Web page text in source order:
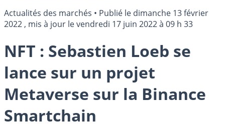
Actualités des marchés • Publié le dimanche 13 février
2022 , mis à jour levendredi 17 juin 2022 à 09 h 33
NFT : Sebastien Loeb se
lance sur un projet
Metaverse sur la Binance
Smartchain